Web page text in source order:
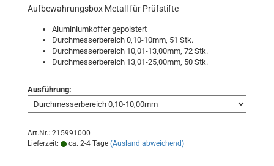
Aufbewahrungsbox Metall für Prüfstifte
Aluminiumkoffer gepolstert
Durchmesserbereich 0,10-10mm, 51 Stk.
Durchmesserbereich 10,01-13,00mm, 72 Stk.
Durchmesserbereich 13,01-25,00mm, 50 Stk.
Ausführung:
Art.Nr.: 215991000
Lieferzeit:
ca. 2-4 Tage (Ausland abweichend)